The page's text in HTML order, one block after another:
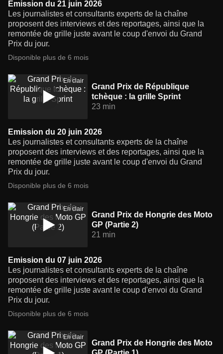
Emission du 21 juin 2026
Les journalistes et consultants experts de la chaîne
proposent des interviews et des reportages, ainsi que la
remontée de grille juste avant le coup d'envoi du Grand
Prix du jour.
Disponible plus de 6 mois
En clair
Grand Prix de République
tchèque : la grille Sprint
23 min
Emission du 20 juin 2026
Les journalistes et consultants experts de la chaîne
proposent des interviews et des reportages, ainsi que la
remontée de grille juste avant le coup d'envoi du Grand
Prix du jour.
Disponible plus de 6 mois
En clair
Grand Prix de Hongrie des Moto
GP (Partie 2)
21 min
Emission du 07 juin 2026
Les journalistes et consultants experts de la chaîne
proposent des interviews et des reportages, ainsi que la
remontée de grille juste avant le coup d'envoi du Grand
Prix du jour.
Disponible plus de 6 mois
En clair
Grand Prix de Hongrie des Moto